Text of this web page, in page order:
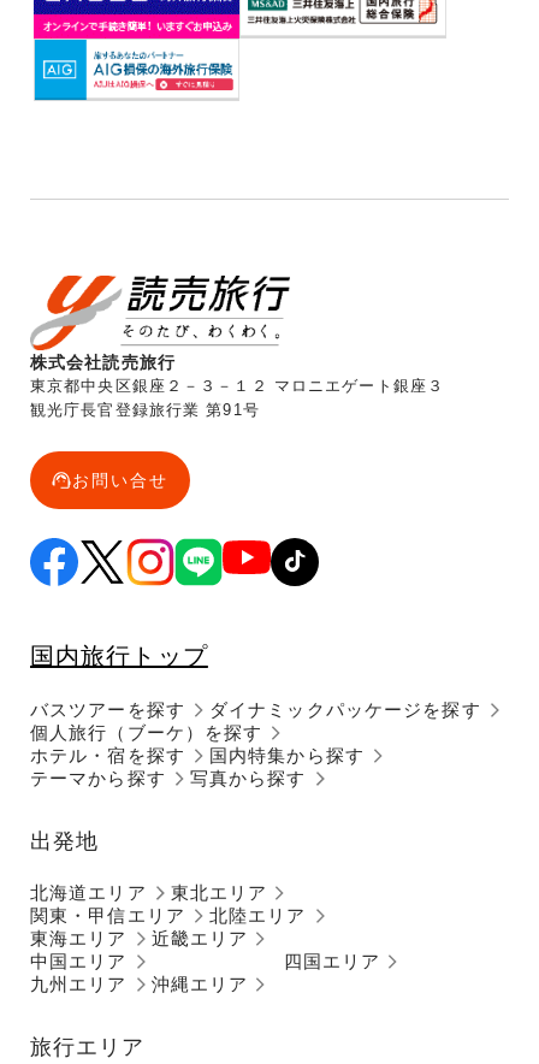
株式会社読売旅行
東京都中央区銀座２－３－１２ マロニエゲート銀座３
観光庁長官登録旅行業 第91号
お問い合せ
国内旅行トップ
バスツアーを探す
個人旅行（ブーケ）を探す
ダイナミックパッケージを探す
ホテル・宿を探す
国内特集から探す
テーマから探す
写真から探す
出発地
北海道エリア
東北エリア
関東・甲信エリア
北陸エリア
東海エリア
近畿エリア
中国エリア
四国エリア
九州エリア
沖縄エリア
旅行エリア